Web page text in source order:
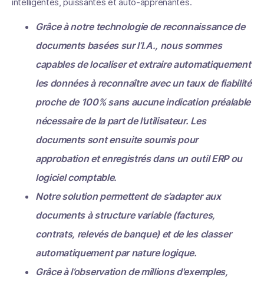
Grâce à notre technologie de reconnaissance de
documents basées sur l’I.A., nous sommes
capables de localiser et extraire automatiquement
les données à reconnaître avec un taux de fiabilité
proche de 100% sans aucune indication préalable
nécessaire de la part de l’utilisateur. Les
documents sont ensuite soumis pour
approbation et enregistrés dans un outil ERP ou
logiciel comptable.
Notre solution permettent de s’adapter aux
documents à structure variable (factures,
contrats, relevés de banque) et de les classer
automatiquement par nature logique.
Grâce à l’observation de millions d'exemples,